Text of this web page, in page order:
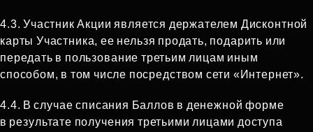
4.3. Участник Акции является держателем Дисконтной
карты Участника, ее нельзя продать, подарить или
передать в пользование третьим лицам иным
способом, в том числе посредством сети «Интернет».
4.4. В случае списания Баллов в денежной форме
в результате получения третьими лицами доступа